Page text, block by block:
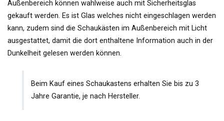
Außenbereich können wahlweise auch mit Sicherheitsglas
gekauft werden. Es ist Glas welches nicht eingeschlagen werden
kann, zudem sind die Schaukästen im Außenbereich mit Licht
ausgestattet, damit die dort enthaltene Information auch in der
Dunkelheit gelesen werden können.
Beim Kauf einesSchaukastens erhalten Sie bis zu 3
Jahre Garantie, je nach Hersteller.